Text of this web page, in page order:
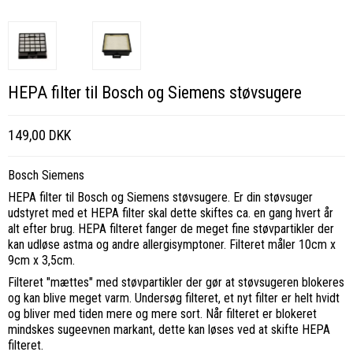
HEPA filter til Bosch og Siemens støvsugere
149,00 DKK
Bosch Siemens
HEPA filter til Bosch og Siemens støvsugere. Er din støvsuger
udstyret med et HEPA filter skal dette skiftes ca. en gang hvert år
alt efter brug. HEPA filteret fanger de meget fine støvpartikler der
kan udløse astma og andre allergisymptoner. Filteret måler 10cm x
9cm x 3,5cm.
Filteret "mættes" med støvpartikler der gør at støvsugeren blokeres
og kan blive meget varm. Undersøg filteret, et nyt filter er helt hvidt
og bliver med tiden mere og mere sort. Når filteret er blokeret
mindskes sugeevnen markant, dette kan løses ved at skifte HEPA
filteret.